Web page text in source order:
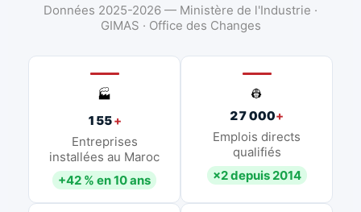
Données 2025-2026 — Ministère de l'Industrie ·
GIMAS · Office des Changes
🏭
155+
Entreprises
installées au Maroc
+42 % en 10 ans
👷
27 000+
Emplois directs
qualifiés
×2 depuis 2014